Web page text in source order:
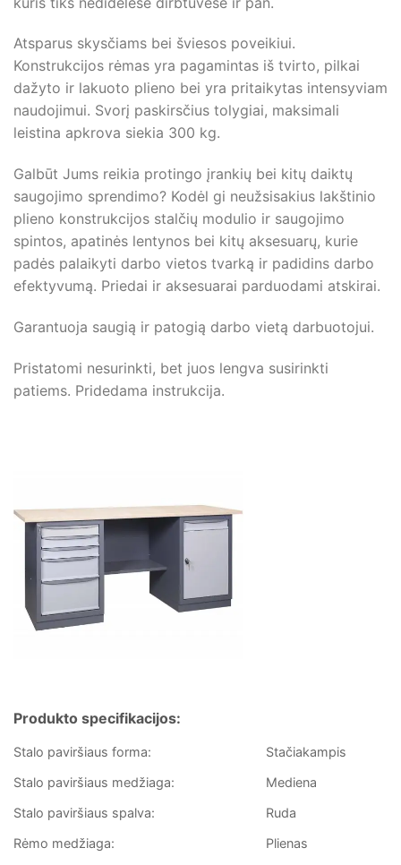
Atsparus skysčiams bei šviesos poveikiui.
Konstrukcijos rėmas yra pagamintas iš tvirto, pilkai
dažyto ir lakuoto plieno bei yra pritaikytas intensyviam
naudojimui. Svorį paskirsčius tolygiai, maksimali
leistina apkrova siekia 300 kg.
Galbūt Jums reikia protingo įrankių bei kitų daiktų
saugojimo sprendimo? Kodėl gi neužsisakius lakštinio
plieno konstrukcijos stalčių modulio ir saugojimo
spintos, apatinės lentynos bei kitų aksesuarų, kurie
padės palaikyti darbo vietos tvarką ir padidins darbo
efektyvumą. Priedai ir aksesuarai parduodami atskirai.
Garantuoja saugią ir patogią darbo vietą darbuotojui.
Pristatomi nesurinkti, bet juos lengva susirinkti
patiems. Pridedama instrukcija.
Produkto specifikacijos:
Stalo paviršiaus forma:
Stačiakampis
Stalo paviršiaus medžiaga:
Mediena
Stalo paviršiaus spalva:
Ruda
Rėmo medžiaga:
Plienas